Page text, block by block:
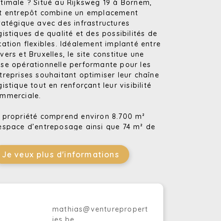
? Situé au Rijksweg 19 à Bornem,
entrepôt combine un emplacement
avec des infrastructures
de qualité et des possibilités de
flexibles. Idéalement implanté entre
et Bruxelles, le site constitue une
opérationnelle performante pour les
souhaitant optimiser leur chaîne
tout en renforçant leur visibilité
propriété comprend environ 8.700 m²
d’entreposage ainsi que 74 m² de
chargement, d’une hauteur libre de 10,5
et d’un système de chauffage, ce qui
de travail sûr et performant.
Je veux plus d'informations
mathias@venturepropert